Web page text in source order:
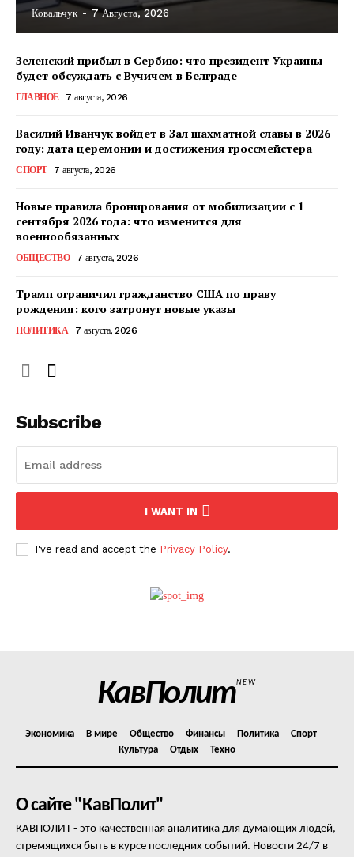
О нас
Политика конфиденциальности
Ковальчук - 7 Августа, 2026
Зеленский прибыл в Сербию: что президент Украины
будет обсуждать с Вучичем в Белграде
ГЛАВНОЕ 7 августа, 2026
Василий Иванчук войдет в Зал шахматной славы в 2026
году: дата церемонии и достижения гроссмейстера
СПОРТ 7 августа, 2026
Новые правила бронирования от мобилизации с 1
сентября 2026 года: что изменится для
военнообязанных
ОБЩЕСТВО 7 августа, 2026
Трамп ограничил гражданство США по праву
рождения: кого затронут новые указы
ПОЛИТИКА 7 августа, 2026
Subscribe
I WANT IN
I've read and accept the Privacy Policy.
КавПолитNEW
Экономика В мире Общество Финансы Политика
Спорт
Культура
Отдых Техно
О сайте "КавПолит"
КАВПОЛИТ - это качественная аналитика для думающих людей,
стремящихся быть в курсе последних событий. Новости 24/7 в